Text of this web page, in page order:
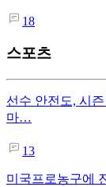
18
스포츠
선수 안전도, 시
마…
13
미국프로농구에